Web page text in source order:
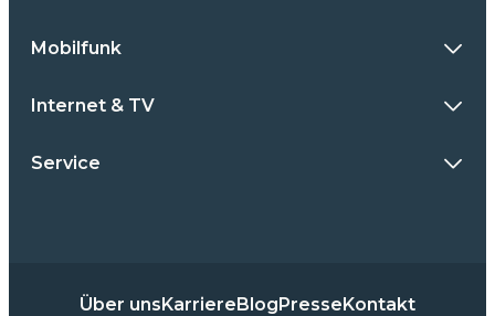
Mobilfunk
Internet & TV
Service
Über unsKarriereBlogPresseKontakt